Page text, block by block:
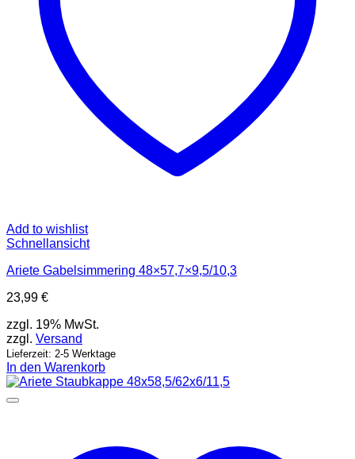
Add to wishlist
Schnellansicht
Ariete Gabelsimmering 48×57,7×9,5/10,3
23,99 €
zzgl. 19% MwSt.
zzgl. Versand
Lieferzeit: 2-5 Werktage
In den Warenkorb